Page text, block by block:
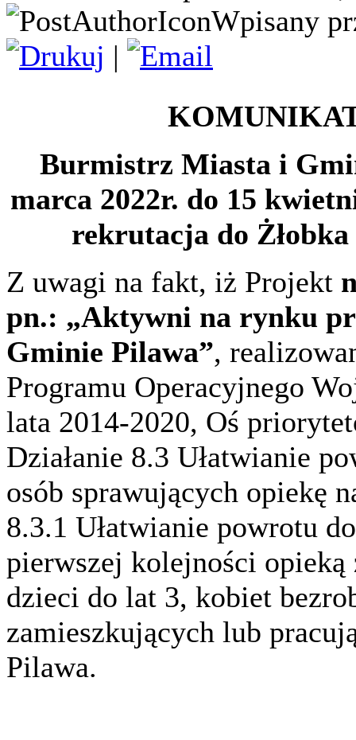
Wpisany
|
Burmistrz Miasta i
marca 2022r. do 15
rekrutacja do
Z uwagi na fakt, iż Projekt
pn.: „Aktywni na rynku
Gminie Pilawa”,
Programu Operacyjnego
lata 2014-2020, Oś
Działanie 8.3 Ułatwianie
osób sprawujących opiekę
8.3.1 Ułatwianie powrotu
pierwszej kolejności opieką
dzieci do lat 3, kobiet
zamieszkujących lub
Pilawa.